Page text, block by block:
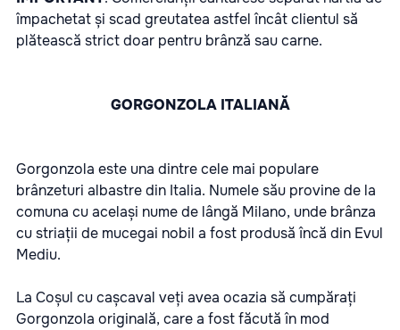
împachetat și scad greutatea astfel încât clientul să
plătească strict doar pentru brânză sau carne.
GORGONZOLA ITALIANĂ
Gorgonzola este una dintre cele mai populare
brânzeturi albastre din Italia. Numele său provine de la
comuna cu același nume de lângă Milano, unde brânza
cu striații de mucegai nobil a fost produsă încă din Evul
Mediu.
La Coșul cu cașcaval veți avea ocazia să cumpărați
Gorgonzola originală, care a fost făcută în mod